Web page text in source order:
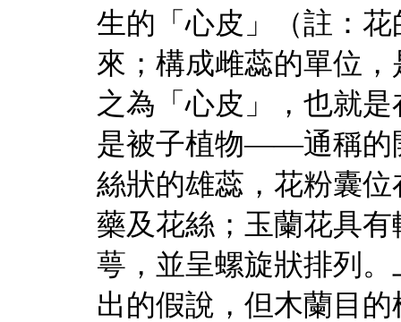
生的「心皮」（註：
來；構成雌蕊的單位
之為「心皮」，也就
是被子植物——通稱的
絲狀的雄蕊，花粉囊
藥及花絲；玉蘭花具
萼，並呈螺旋狀排列
出的假說，但木蘭目